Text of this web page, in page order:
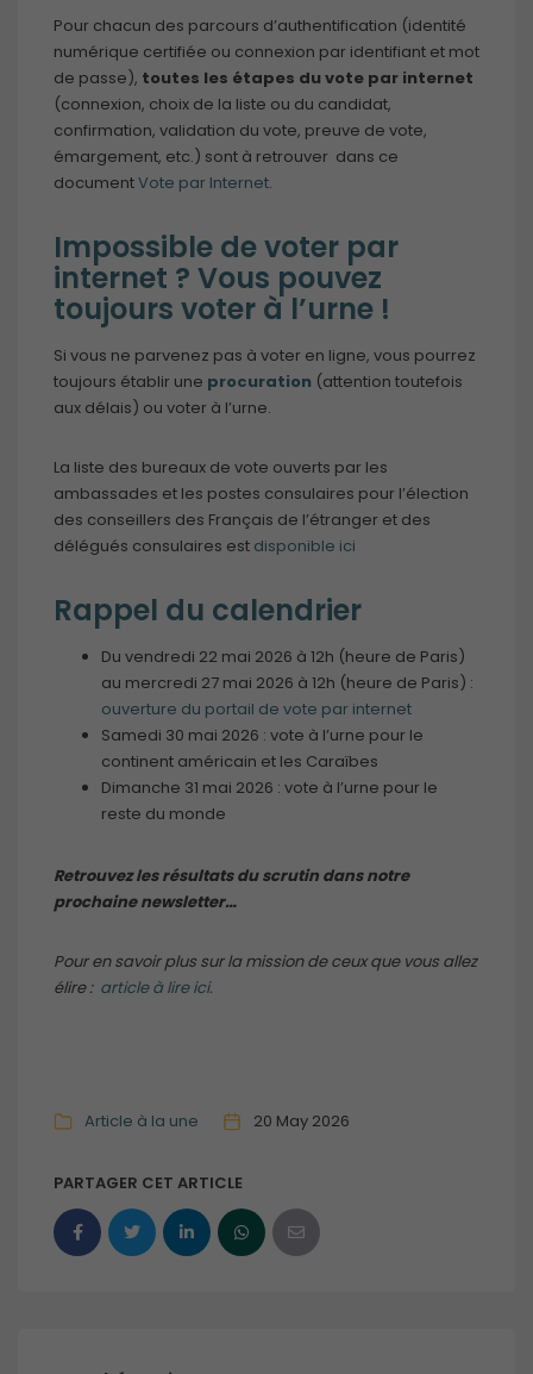
Pour chacun des parcours d’authentification (identité
numérique certifiée ou connexion par identifiant et mot
de passe), toutes les étapes du vote par internet
(connexion, choix de la liste ou du candidat,
confirmation, validation du vote, preuve de vote,
émargement, etc.) sont à retrouver dans ce
documentVote par Internet.
Impossible de voter par
internet ? Vous pouvez
toujours voter à l’urne !
Si vous ne parvenez pas à voter en ligne, vous pourrez
toujours établir une procuration (attention toutefois
aux délais) ou voter à l’urne.
La liste des bureaux de vote ouverts par les
ambassades et les postes consulaires pour l’élection
des conseillers des Français de l’étranger et des
délégués consulaires est disponible ici
Rappel du calendrier
Du vendredi 22 mai 2026 à 12h (heure de Paris)
au mercredi 27 mai 2026 à 12h (heure de Paris) :
ouverture du portail de vote par internet
Samedi 30 mai 2026 : vote à l’urne pour le
continent américain et les Caraïbes
Dimanche 31 mai 2026 : vote à l’urne pour le
reste du monde
Retrouvez les résultats du scrutin dans notre
prochaine newsletter…
Pour en savoir plus sur la mission de ceux que vous allez
élire : article à lire ici.
Article à la une 20 May 2026
PARTAGER CET ARTICLE